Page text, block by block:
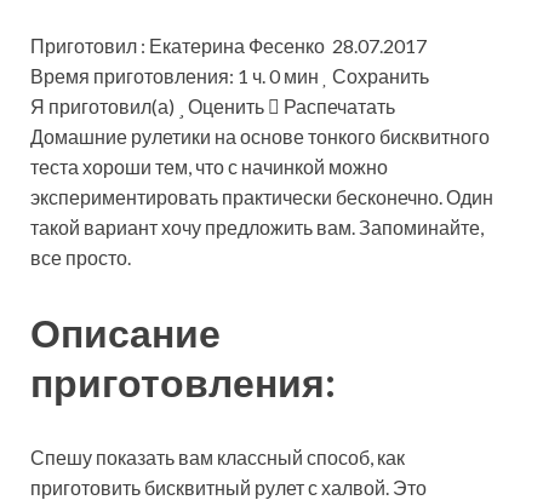
Приготовил : Екатерина Фесенко 28.07.2017
Время приготовления: 1 ч. 0 мин
Сохранить
Я приготовил(а)
Оценить
Распечатать
Домашние рулетики на основе тонкого бисквитного
теста хороши тем, что с начинкой можно
экспериментировать практически бесконечно. Один
такой вариант хочу предложить вам. Запоминайте,
все просто.
Описание
приготовления:
Спешу показать вам классный способ, как
приготовить бисквитный рулет с халвой. Это